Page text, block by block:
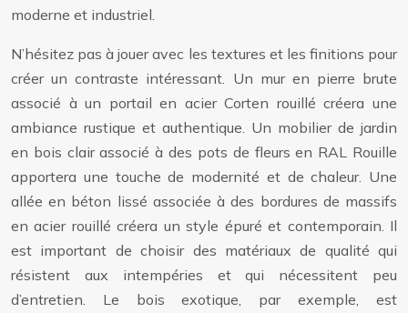
moderne et industriel.
N’hésitez pas à jouer avec les textures et les finitions pour
créer un contraste intéressant. Un mur en pierre brute
associé à un portail en acier Corten rouillé créera une
ambiance rustique et authentique. Un mobilier de jardin
en bois clair associé à des pots de fleurs en RAL Rouille
apportera une touche de modernité et de chaleur. Une
allée en béton lissé associée à des bordures de massifs
en acier rouillé créera un style épuré et contemporain. Il
est important de choisir des matériaux de qualité qui
résistent aux intempéries et qui nécessitent peu
d’entretien. Le bois exotique, par exemple, est